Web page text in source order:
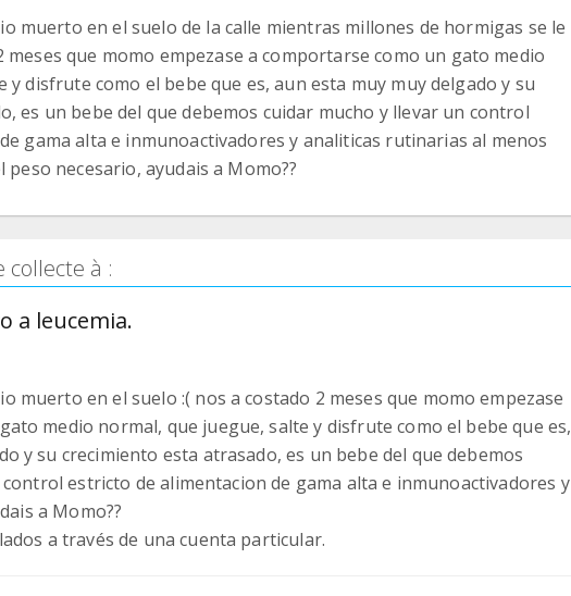
muerto en el suelo de la calle mientras millones de hormigas se le
meses que momo empezase a comportarse como un gato medio
y disfrute como el bebe que es, aun esta muy muy delgado y su
es un bebe del que debemos cuidar mucho y llevar un control
gama alta e inmunoactivadores y analiticas rutinarias al menos
peso necesario, ayudais a Momo??
collecte à :
a leucemia.
muerto en el suelo :( nos a costado 2 meses que momo empezase
medio normal, que juegue, salte y disfrute como el bebe que es,
y su crecimiento esta atrasado, es un bebe del que debemos
estricto de alimentacion de gama alta e inmunoactivadores y
a Momo??
a través de una cuenta particular.